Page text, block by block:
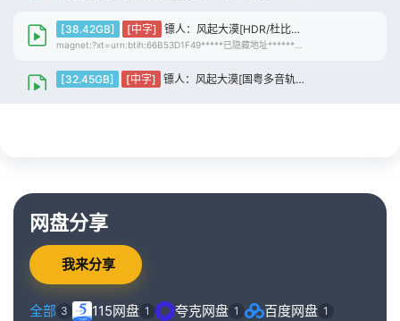
[38.42GB] [中字] 镖人：风起大漠[HDR/杜比视界双版本][粤语音轨/简繁英双语字幕].2026.2160p.UHD.BluRay.DV.x265.10bit.TrueHD.7.1-ParkHD
[32.45GB] [中字] 镖人：风起大漠[国粤多音轨/简繁英字幕].2026.1080p.BluRay.Remux.AVC.TrueHD.7.1.Atmos.2Audio-QuickIO
magnet:?xt=urn:btih:8F3BA24AF5*****已隐藏地址******4FE396DF6E 仅限登录用户查看（点击登录）
[15.74GB]
[中字]
网盘分享
我来分享
全部 3 115网盘 1 夸克网盘 1 百度网盘 1